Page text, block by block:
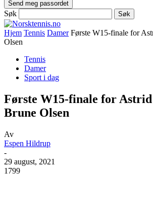
Søk
Hjem Tennis Damer Første W15-finale for
Olsen
Tennis
Damer
Sport i dag
Første W15-finale for
Brune Olsen
Av
Espen Hildrup
-
29 august, 2021
1799